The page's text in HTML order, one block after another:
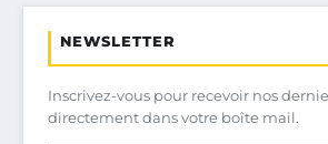
NEWSLETTER
Inscrivez-vous pour recevoir nos
directement dans votre boîte mail.